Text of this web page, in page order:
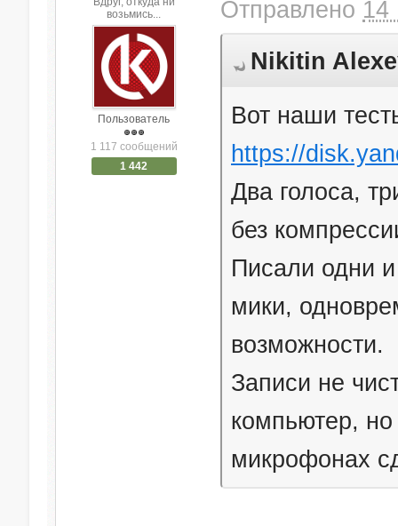
возьмись...
Пользователь
1 117 сообщений
1 442
Отправлено 14
Nikitin
Вот наши
https://
Два голоса,
без
Писали одни
мики,
возможности.
Записи не
компьютер,
микрофонах